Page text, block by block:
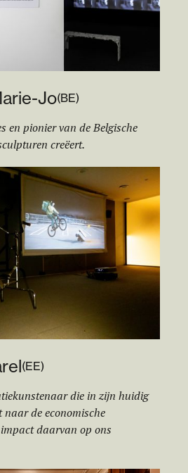
Jo(BE)
en pionier van de Belgische
creëert.
(EE)
die in zijn huidig
naar de economische
daarvan op ons